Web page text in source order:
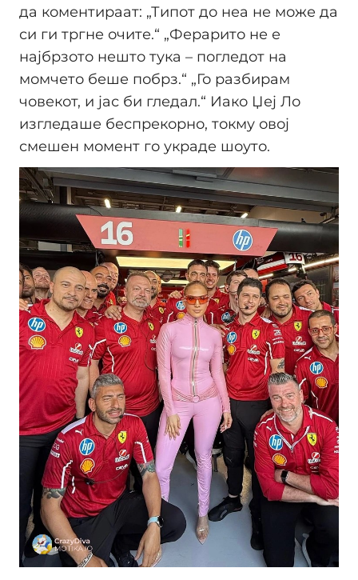
да коментираат: „Типот до неа не може да
си ги тргне очите.“ „Ферарито не е
најбрзото нешто тука – погледот на
момчето беше побрз.“ „Го разбирам
човекот, и јас би гледал.“ Иако Џеј Ло
изгледаше беспрекорно, токму овој
смешен момент го украде шоуто.